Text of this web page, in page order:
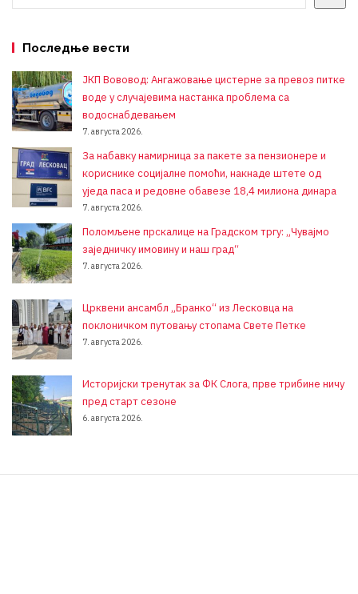
Последње вести
ЈКП Вововод: Ангажовање цистерне за превоз питке
воде у случајевима настанка проблема са
водоснабдевањем
7. августа 2026.
За набавку намирница за пакете за пензионере и
кориснике социјалне помоћи, накнаде штете од
уједа паса и редовне обавезе 18,4 милиона динара
7. августа 2026.
Поломљене прскалице на Градском тргу: „Чувајмо
заједничку имовину и наш град“
7. августа 2026.
Црквени ансамбл „Бранко“ из Лесковца на
поклоничком путовању стопама Свете Петке
7. августа 2026.
Историјски тренутак за ФК Слога, прве трибине ничу
пред старт сезоне
6. августа 2026.